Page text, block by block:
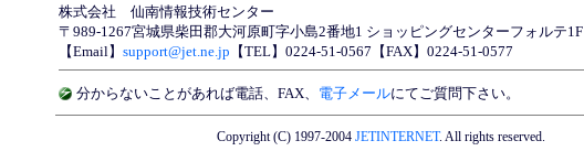
株式会社 仙南情報技術センター
〒989-1267宮城県柴田郡大河原町字小島2番地1 ショッピングセンターフォルテ1F
【Email】 support@jet.ne.jp 【TEL】0224-51-0567【FAX】0224-51-0577
分からないことがあれば電話、 FAX、 電子メールにてご質問下さい。
Copyright (C) 1997-2004 JETINTERNET. All rights reserved.